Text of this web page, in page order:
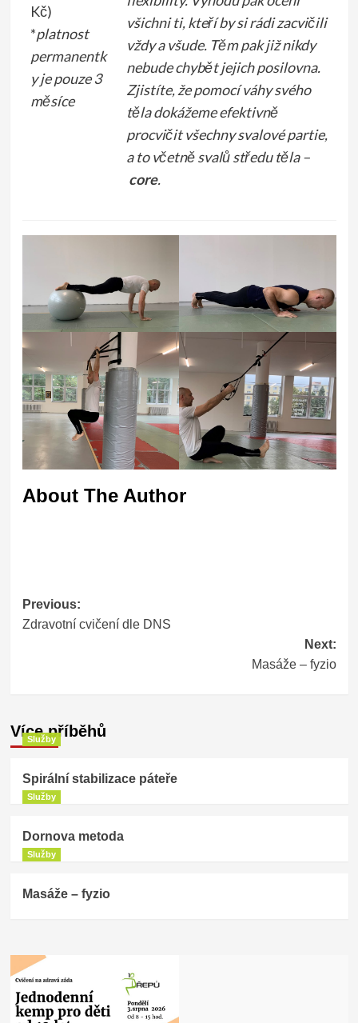
Kč)
*platnost
permanentk
y je pouze 3
měsíce
všichni ti, kteří by si rádi zacvičili
vždy a všude. Těm pak již nikdy
nebude chybět jejich posilovna.
Zjistíte, že pomocí váhy svého
těla dokážeme efektivně
procvičit všechny svalové partie,
a to včetně svalů středu těla –
core.
About The Author
Post
navigation
Previous:
Zdravotní cvičení dle DNS
Next:
Masáže – fyzio
Více příběhů
Služby
Spirální stabilizace páteře
Služby
Dornova metoda
Služby
Masáže – fyzio